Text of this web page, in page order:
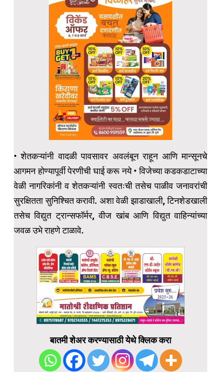
• शेतकऱ्यांनी वादळी पावसावर अवलंबून राहून आणि मान्सूनचे
आगमन होण्यापूर्वी पेरणीची घाई करू नये • ⁠विजेच्या कडकडाटाच्या
वेळी नागरिकांनी व शेतकऱ्यांनी स्वतःची तसेच पाळीव जनावरांची
सुरक्षितता सुनिश्चित करावी. अशा वेळी झाडाखाली, टिनशेडखाली
तसेच विद्युत ट्रान्सफॉर्मर, वीज खांब आणि विद्युत वाहिन्यांच्या
जवळ उभे राहणे टाळावे.
बातमी शेअर करण्यासाठी येथे क्लिक करा